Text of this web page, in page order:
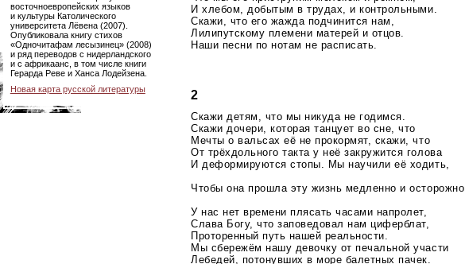
восточноевропейских языков
и культуры Католического
университета Лёвена (2007).
Опубликовала книгу стихов
«Одночитафам лесызинец» (2008)
и ряд переводов с нидерландского
и с африкаанс, в том числе книги
Герарда Реве и Ханса Лодейзена.
Новая карта русской литературы
И хлебом, добытым в трудах, и контрольными.
Скажи, что его жажда подчинится нам,
Лилипутскому племени матерей и отцов.
Наши песни по нотам не расписать.
2
Скажи детям, что мы никуда не годимся.
Скажи дочери, которая танцует во сне, что
Мечты о вальсах её не прокормят, скажи, что
От трёхдольного такта у неё закружится голова
И деформируются стопы. Мы научили её ходить,
Чтобы она прошла эту жизнь медленно и осторожно.
У нас нет времени плясать часами напролет,
Слава Богу, что заповедовал нам циферблат,
Проторенный путь нашей реальности.
Мы сбережём нашу девочку от печальной участи
Лебедей, потонувших в море балетных пачек.